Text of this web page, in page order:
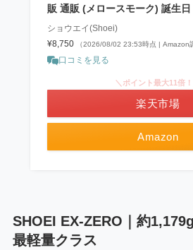
販 通販 (メロースモーク) 誕生日
ショウエイ(Shoei)
¥8,750
（2026/08/02 23:53時点 | Amazon
口コミを見る
Amazon
＼ポイント最大11倍
楽天市場
SHOEI EX-ZERO｜約
最軽量クラス